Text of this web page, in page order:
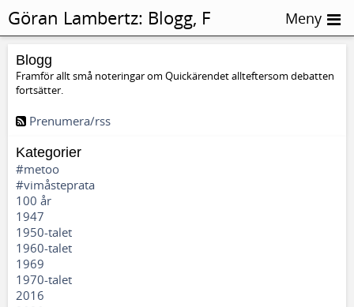
Blogg
Framför allt små noteringar om Quickärendet allteftersom debatten
fortsätter.
Prenumera/rss
Kategorier
#metoo
#vimåsteprata
100 år
1947
1950-talet
1960-talet
1969
1970-talet
2016
Göran Lambertz: Blogg, F Meny